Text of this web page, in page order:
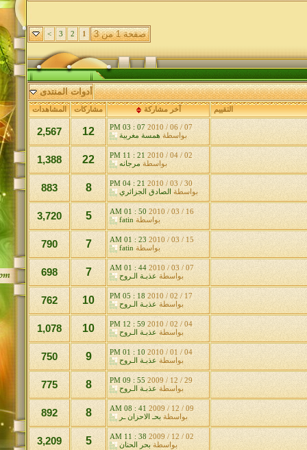
صفحة 1 من 3 1
2
3
>
أدوات المنتدى
التقييم آخر مشاركة مشاركات المشاهدات
07 / 06 / 2010
07 : 03 PM
بواسطة همسة مغربية 12
2,567
02 / 04 / 2010
21 : 11 PM
بواسطةمرجانه 22
1,388
30 / 03 / 2010
21 : 04 PM
بواسطة الصادق الجزائري 8
883
16 / 03 / 2010
50 : 01 AM
بواسطة fatin
5
3,720
15 / 03 / 2010
23 : 01 AM
بواسطة fatin
7
790
07 / 03 / 2010
44 : 01 AM
بواسطة عذبـة الـروح 7
698
17 / 02 / 2010
18 : 05 PM
بواسطة عذبـة الـروح 10
762
04 / 02 / 2010
59 : 12 PM
بواسطة عذبـة الـروح 10
1,078
04 / 01 / 2010
10 : 01 PM
بواسطة عذبـة الـروح 9
750
29 / 12 / 2009
55 : 09 PM
بواسطة عذبـة الـروح 8
775
09 / 12 / 2009
41 : 08 AM
بواسطة بحـ الاحزان ـر 8
892
02 / 12 / 2009
38 : 11 AM
بواسطةبحر الحنان 5
3,209